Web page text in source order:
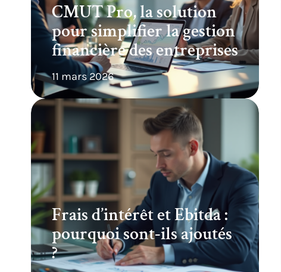
CMUT Pro, la solution
pour simplifier la gestion
financière des entreprises
11 mars 2026
Frais d’intérêt et Ebitda :
pourquoi sont-ils ajoutés
?